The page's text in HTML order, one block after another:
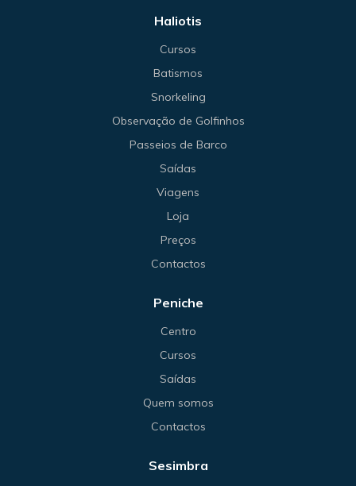
Haliotis
Cursos
Batismos
Snorkeling
Observação de Golfinhos
Passeios de Barco
Saídas
Viagens
Loja
Preços
Contactos
Peniche
Centro
Cursos
Saídas
Quem somos
Contactos
Sesimbra